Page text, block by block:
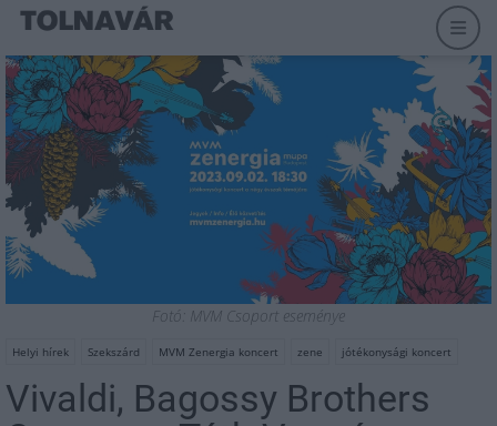
Fotó: MVM Csoport eseménye
Helyi hírek Szekszárd MVM Zenergia koncert zene jótékonysági koncert
Vivaldi, Bagossy Brothers